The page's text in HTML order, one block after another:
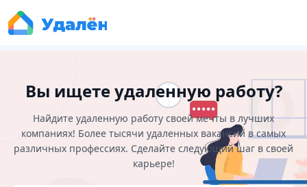
Вы ищете удаленную работу?
Найдите удаленную работу своей мечты в лучших
компаниях! Более тысячи удаленных вакансий в самых
различных профессиях. Сделайте следующий шаг в своей
карьере!